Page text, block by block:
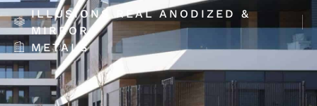
ILLUSIONS REAL ANODIZED &
MIRROR
METALS